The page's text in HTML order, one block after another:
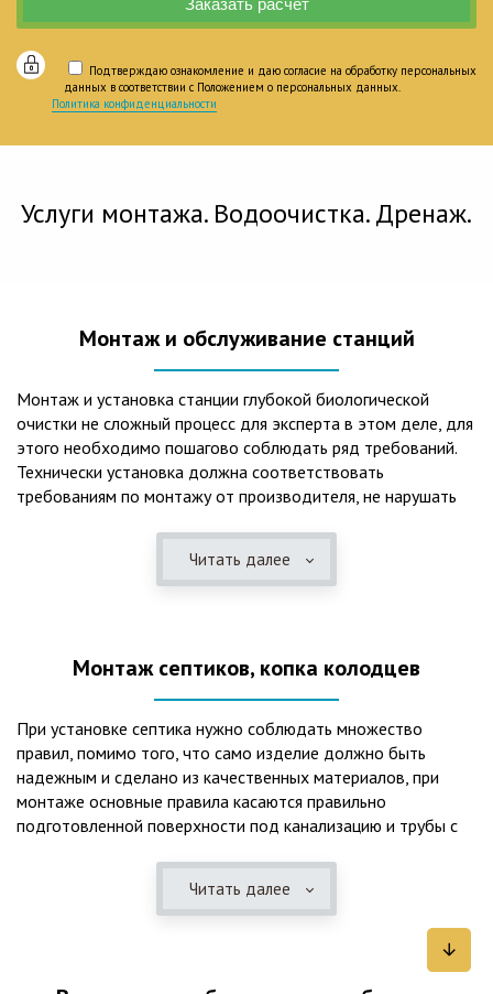
Подтверждаю ознакомление и даю согласие на обработку персональных
данных в соответствии с Положением о персональных данных.
Политика конфиденциальности
Услуги монтажа. Водоочистка. Дренаж.
Монтаж и обслуживание станций
Монтаж и установка станции глубокой биологической
очистки не сложный процесс для эксперта в этом деле, для
этого необходимо пошагово соблюдать ряд требований.
Технически установка должна соответствовать
требованиям по монтажу от производителя, не нарушать
представления о требованиях ПУЭ, ведь не качественный
монтаж может привезти не только к выходу из строя
вод – самый эффективный способ из всех существующих
оборудования вода может применяться для хозяйственных
нужд и полива огорода, а остатки ила при чистке могут
стать эффективным удобрением. Нет необходимости
тратить средства на ассенизаторскую машину. Системы
монтируются при минимуме земляных работ, без грязи и
заезда крупной техники, даже при очень высоком уровне
грунтовых вод. Служат до 50 и более лет при уникальной
необходимо удалять ил, самостоятельно или с помощью
Читать далее
Монтаж септиков, копка колодцев
При установке септика нужно соблюдать множество
правил, помимо того, что само изделие должно быть
надежным и сделано из качественных материалов, при
монтаже основные правила касаются правильно
подготовленной поверхности под канализацию и трубы с
Мы установим Вам емкости для фильтрации и отстаивания
сточных вод по технологиям, не приводящим к загрязнению
Читать далее